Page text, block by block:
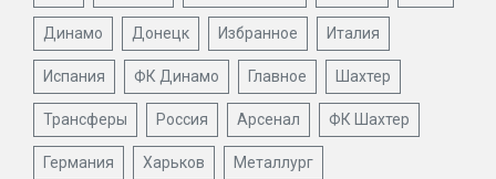
Динамо Донецк Избранное Италия
Испания ФК Динамо Главное Шахтер
Трансферы Россия Арсенал ФК Шахтер
Германия Харьков Металлург